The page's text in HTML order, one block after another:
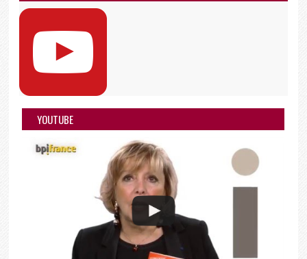
YOUTUBE